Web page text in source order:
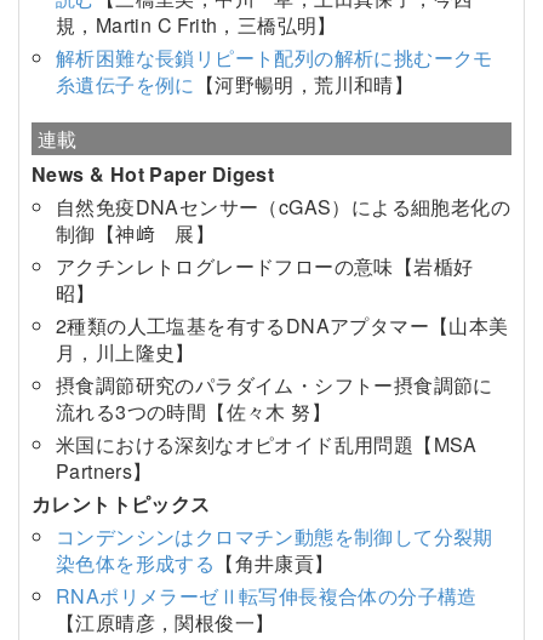
規，Martin C Frith，三橋弘明】
解析困難な長鎖リピート配列の解析に挑むークモ
糸遺伝子を例に 【河野暢明，荒川和晴】
連載
News & Hot Paper Digest
自然免疫DNAセンサー（cGAS）による細胞老化の
制御【神﨑 展】
アクチンレトログレードフローの意味【岩楯好
昭】
2種類の人工塩基を有するDNAアプタマー【山本美
月，川上隆史】
摂食調節研究のパラダイム・シフトー摂食調節に
流れる3つの時間【佐々木 努】
米国における深刻なオピオイド乱用問題【MSA
Partners】
カレントトピックス
コンデンシンはクロマチン動態を制御して分裂期
染色体を形成する 【角井康貢】
RNAポリメラーゼⅡ転写伸長複合体の分子構造
【江原晴彦，関根俊一】